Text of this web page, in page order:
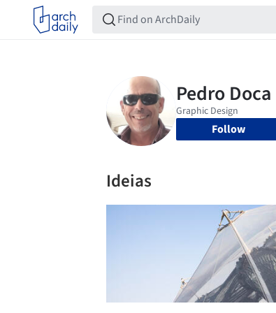
Follow
Ideias